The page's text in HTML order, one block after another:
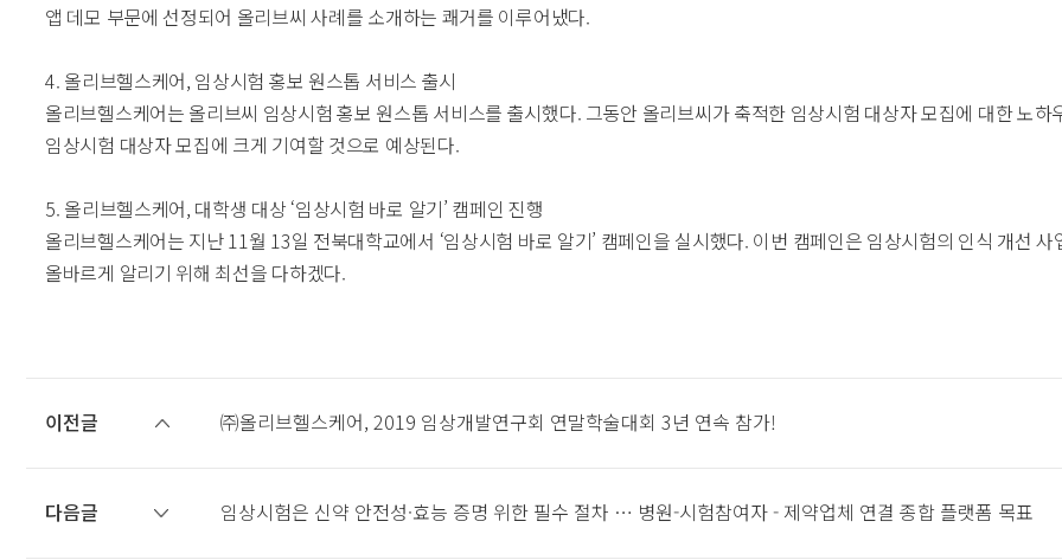
앱 데모 부문에 선정되어 올리브씨 사례를 소개하는 쾌거를 이루어냈다.
4. 올리브헬스케어, 임상시험 홍보 원스톱 서비스 출시
올리브헬스케어는 올리브씨 임상시험 홍보 원스톱 서비스를 출시했다. 그동안 올리브씨가 축적한 임상시험 대상자 모집에 대한 노
임상시험 대상자 모집에 크게 기여할 것으로 예상된다.
5. 올리브헬스케어, 대학생 대상 ‘임상시험 바로 알기’ 캠페인 진행
올리브헬스케어는 지난 11월 13일 전북대학교에서 ‘임상시험 바로 알기’ 캠페인을 실시했다. 이번 캠페인은 임상시험의 인식 개선
올바르게 알리기 위해 최선을 다하겠다.
이전글 ㈜올리브헬스케어, 2019 임상개발연구회 연말학술대회 3년 연속 참가!
다음글 임상시험은 신약 안전성·효능 증명 위한 필수 절차 … 병원-시험참여자 - 제약업체 연결 종합 플랫폼 목표